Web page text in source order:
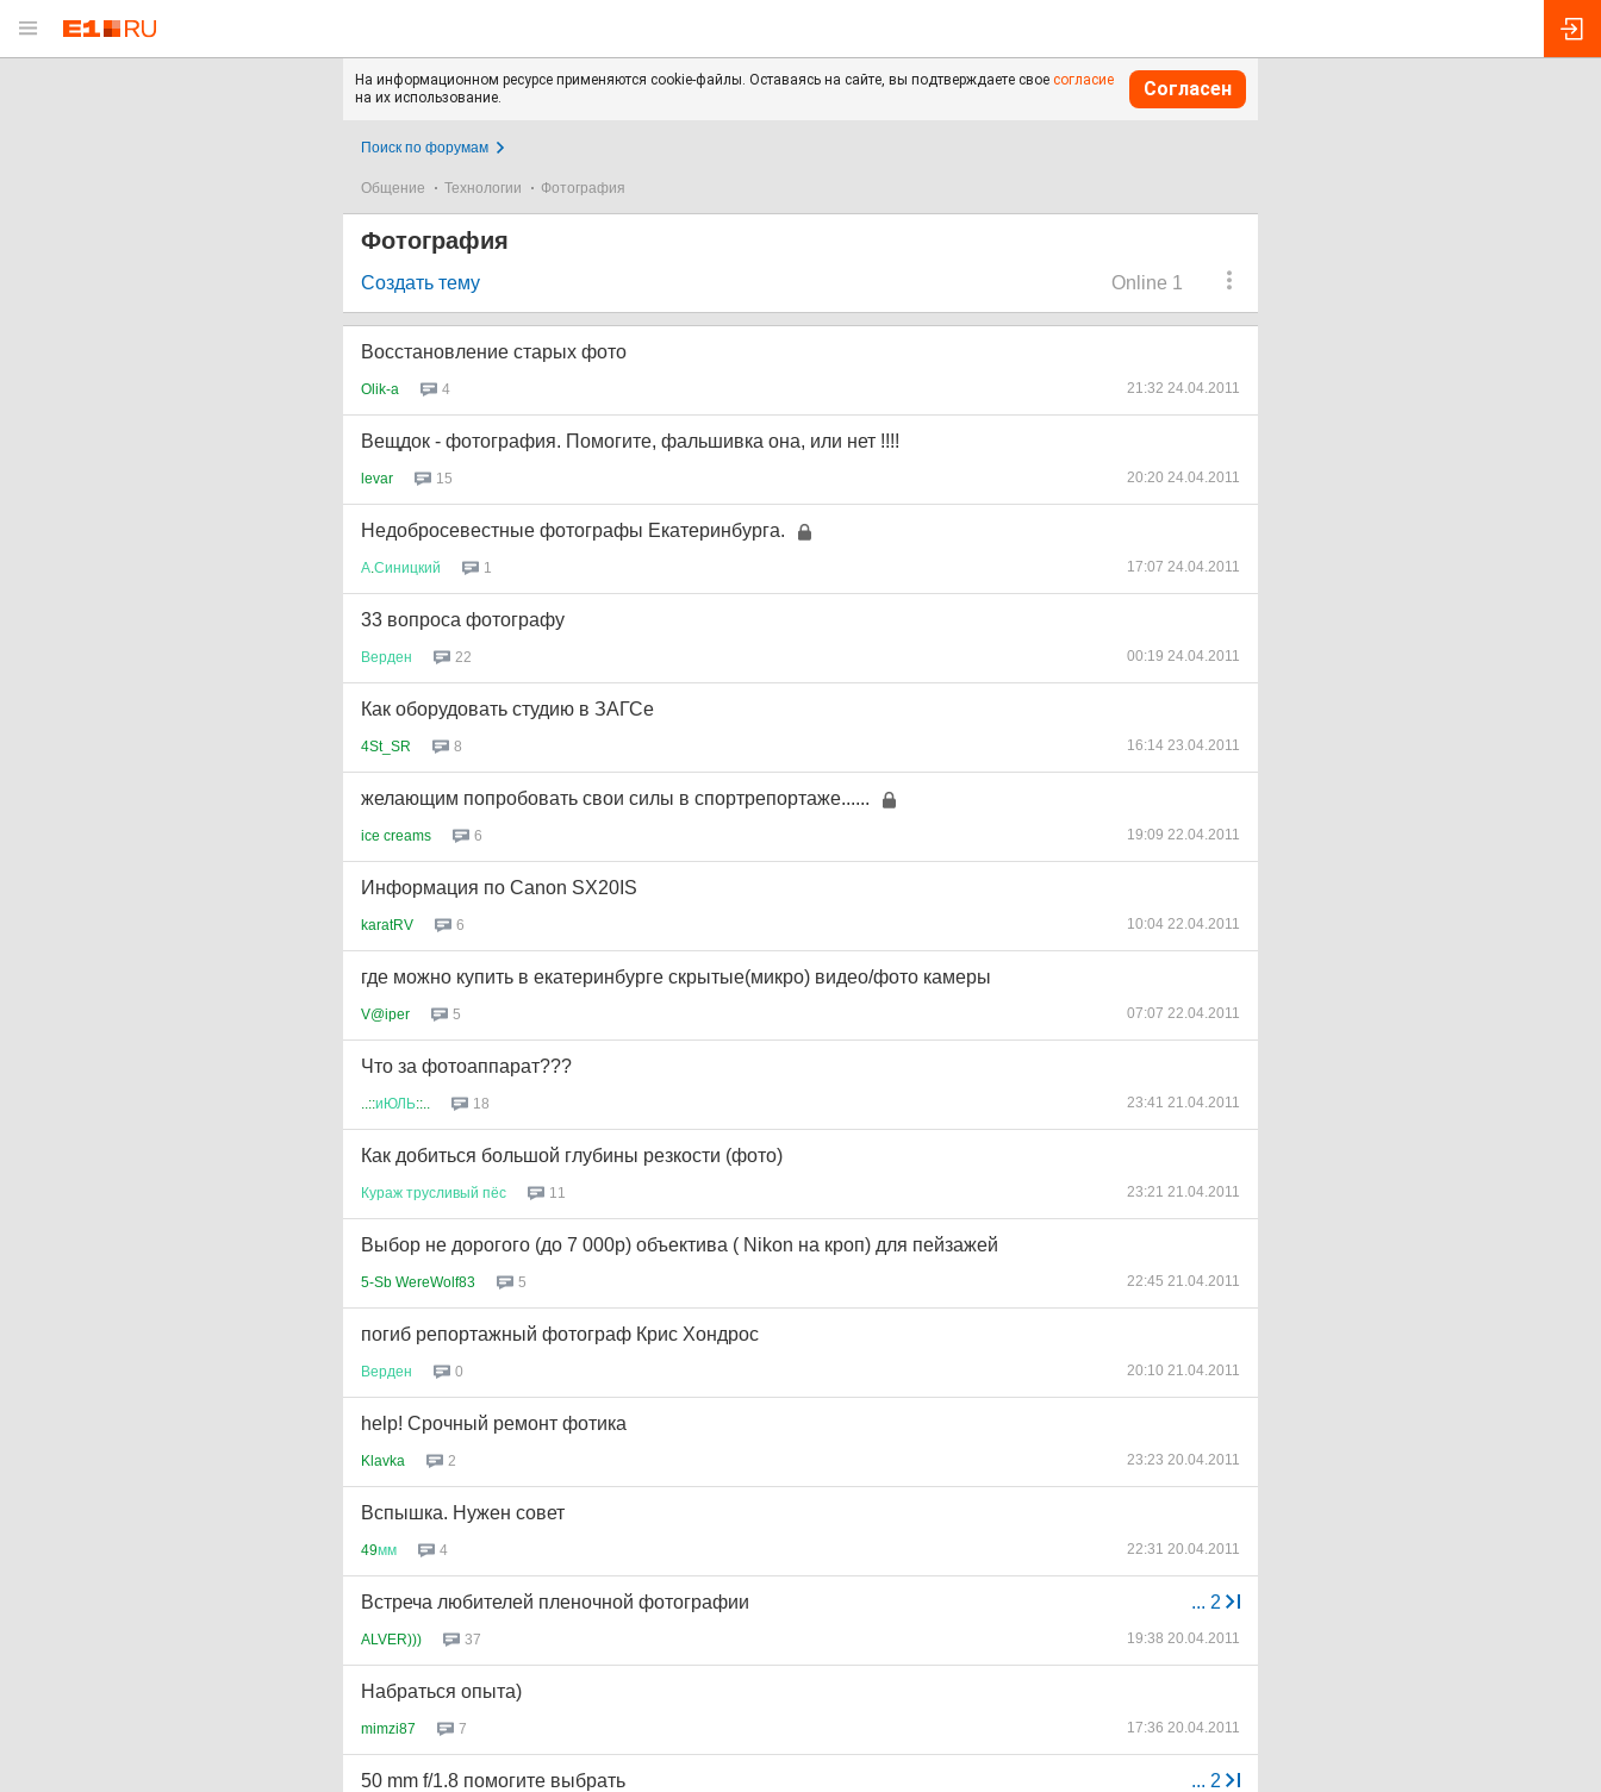
На информационном ресурсе применяются cookie-файлы. Оставаясь на сайте, вы подтверждаете свое согласие
на их использование.
Согласен
Поиск по форумам
Общение Технологии Фотография
Фотография
Online 1
Создать тему
Восстановление старых фото
Olik-a 4 21:32 24.04.2011
Вещдок - фотография. Помогите, фальшивка она, или нет !!!!
levar 15 20:20 24.04.2011
Недобросевестные фотографы Екатеринбурга.
А Синицкий 1 17:07 24.04.2011
33 вопроса фотографу
Верден 22 00:19 24.04.2011
Как оборудовать студию в ЗАГСе
4St_SR 8 16:14 23.04.2011
желающим попробовать свои силы в спортрепортаже......
ice creams 6 19:09 22.04.2011
Информация по Canon SX20IS
karatRV 6 10:04 22.04.2011
где можно купить в екатеринбурге скрытые(микро) видео/фото камеры
V@iper 5 07:07 22.04.2011
Что за фотоаппарат???
..::иЮЛЬ::.. 18 23:41 21.04.2011
Как добиться большой глубины резкости (фото)
Кураж трусливый пёс 11 23:21 21.04.2011
Выбор не дорогого (до 7 000р) объектива ( Nikon на кроп) для пейзажей
5-Sb WereWolf83 5 22:45 21.04.2011
погиб репортажный фотограф Крис Хондрос
Верден 0 20:10 21.04.2011
help! Срочный ремонт фотика
Klavka 2 23:23 20.04.2011
Вспышка. Нужен совет
49мм 4 22:31 20.04.2011
... 2
Встреча любителей пленочной фотографии
ALVER))) 37 19:38 20.04.2011
Набраться опыта)
mimzi87 7 17:36 20.04.2011
... 2
50 mm f/1.8 помогите выбрать